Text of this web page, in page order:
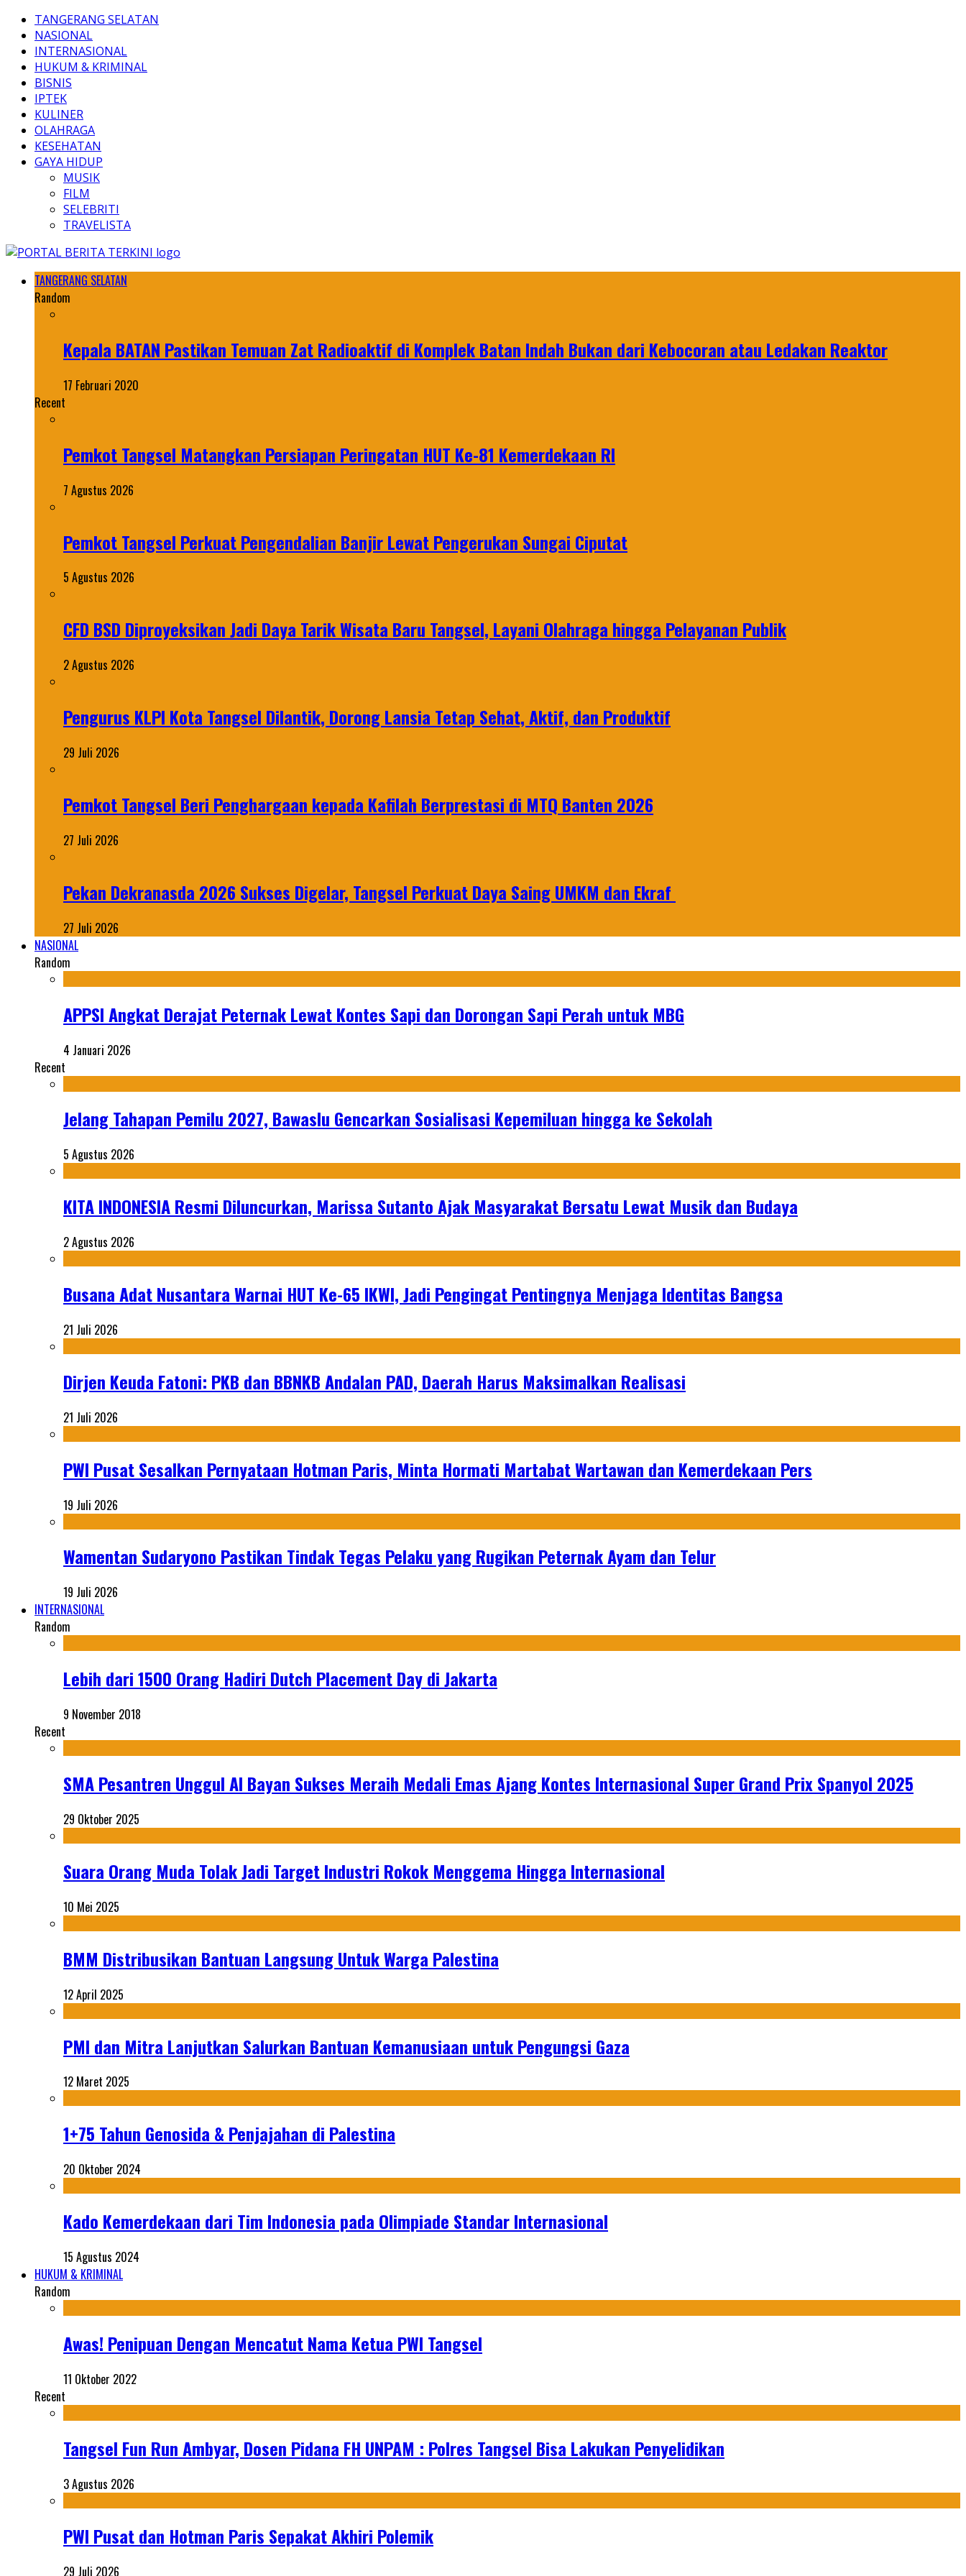
TANGERANG SELATAN
NASIONAL
INTERNASIONAL
HUKUM & KRIMINAL
BISNIS
IPTEK
KULINER
OLAHRAGA
KESEHATAN
GAYA HIDUP
MUSIK
FILM
SELEBRITI
TRAVELISTA
TANGERANG SELATAN
Random
Kepala BATAN Pastikan Temuan Zat Radioaktif di Komplek Batan Indah Bukan dari Kebocoran atau Ledakan Reaktor
17 Februari 2020
Recent
Pemkot Tangsel Matangkan Persiapan Peringatan HUT Ke-81 Kemerdekaan RI
7 Agustus 2026
Pemkot Tangsel Perkuat Pengendalian Banjir Lewat Pengerukan Sungai Ciputat
5 Agustus 2026
CFD BSD Diproyeksikan Jadi Daya Tarik Wisata Baru Tangsel, Layani Olahraga hingga Pelayanan Publik
2 Agustus 2026
Pengurus KLPI Kota Tangsel Dilantik, Dorong Lansia Tetap Sehat, Aktif, dan Produktif
29 Juli 2026
Pemkot Tangsel Beri Penghargaan kepada Kafilah Berprestasi di MTQ Banten 2026
27 Juli 2026
Pekan Dekranasda 2026 Sukses Digelar, Tangsel Perkuat Daya Saing UMKM dan Ekraf
27 Juli 2026
NASIONAL
Random
APPSI Angkat Derajat Peternak Lewat Kontes Sapi dan Dorongan Sapi Perah untuk MBG
4 Januari 2026
Recent
Jelang Tahapan Pemilu 2027, Bawaslu Gencarkan Sosialisasi Kepemiluan hingga ke Sekolah
5 Agustus 2026
KITA INDONESIA Resmi Diluncurkan, Marissa Sutanto Ajak Masyarakat Bersatu Lewat Musik dan Budaya
2 Agustus 2026
Busana Adat Nusantara Warnai HUT Ke-65 IKWI, Jadi Pengingat Pentingnya Menjaga Identitas Bangsa
21 Juli 2026
Dirjen Keuda Fatoni: PKB dan BBNKB Andalan PAD, Daerah Harus Maksimalkan Realisasi
21 Juli 2026
PWI Pusat Sesalkan Pernyataan Hotman Paris, Minta Hormati Martabat Wartawan dan Kemerdekaan Pers
19 Juli 2026
Wamentan Sudaryono Pastikan Tindak Tegas Pelaku yang Rugikan Peternak Ayam dan Telur
19 Juli 2026
INTERNASIONAL
Random
Lebih dari 1500 Orang Hadiri Dutch Placement Day di Jakarta
9 November 2018
Recent
SMA Pesantren Unggul Al Bayan Sukses Meraih Medali Emas Ajang Kontes Internasional Super Grand Prix Spanyol 2025
29 Oktober 2025
Suara Orang Muda Tolak Jadi Target Industri Rokok Menggema Hingga Internasional
10 Mei 2025
BMM Distribusikan Bantuan Langsung Untuk Warga Palestina
12 April 2025
PMI dan Mitra Lanjutkan Salurkan Bantuan Kemanusiaan untuk Pengungsi Gaza
12 Maret 2025
1+75 Tahun Genosida & Penjajahan di Palestina
20 Oktober 2024
Kado Kemerdekaan dari Tim Indonesia pada Olimpiade Standar Internasional
15 Agustus 2024
HUKUM & KRIMINAL
Random
Awas! Penipuan Dengan Mencatut Nama Ketua PWI Tangsel
11 Oktober 2022
Recent
Tangsel Fun Run Ambyar, Dosen Pidana FH UNPAM : Polres Tangsel Bisa Lakukan Penyelidikan
3 Agustus 2026
PWI Pusat dan Hotman Paris Sepakat Akhiri Polemik
29 Juli 2026